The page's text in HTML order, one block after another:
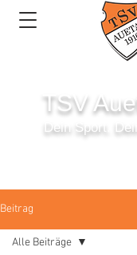
TSV
Dein Sport.
Beitrag
Alle Beiträge